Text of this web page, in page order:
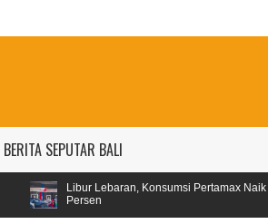
BERITA SEPUTAR BALI
Konsumsi Pertamax Naik 99
OJK